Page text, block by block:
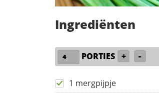
Ingrediënten
PORTIES + -
1 mergpijpje